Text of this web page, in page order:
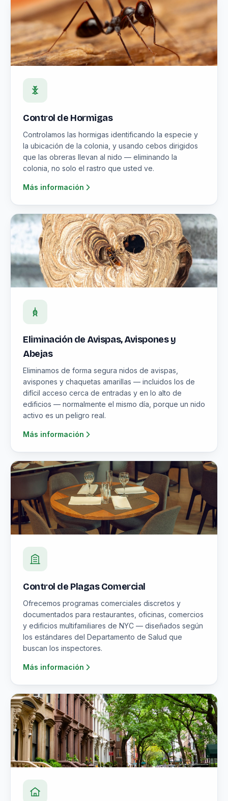
Control de Hormigas
Controlamos las hormigas identificando la especie y
la ubicación de la colonia, y usando cebos dirigidos
que las obreras llevan al nido — eliminando la
colonia, no solo el rastro que usted ve.
Más información
Eliminación de Avispas, Avispones y
Abejas
Eliminamos de forma segura nidos de avispas,
avispones y chaquetas amarillas — incluidos los de
difícil acceso cerca de entradas y en lo alto de
edificios — normalmente el mismo día, porque un nido
activo es un peligro real.
Más información
Control de Plagas Comercial
Ofrecemos programas comerciales discretos y
documentados para restaurantes, oficinas, comercios
y edificios multifamiliares de NYC — diseñados según
los estándares del Departamento de Salud que
buscan los inspectores.
Más información